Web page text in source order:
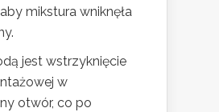
mikstura wniknęła
jest wstrzyknięcie
w
otwór, co po